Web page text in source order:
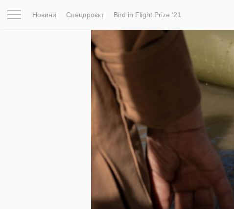
Новини Спецпроєкт Bird in Flight Prize ‘21
Фотопроєкт Новини Архітектура